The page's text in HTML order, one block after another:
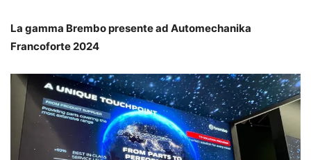
La gamma Brembo presente ad Automechanika
Francoforte 2024